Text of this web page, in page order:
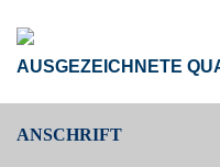
AUSGEZEICHNETE
ANSCHRIFT